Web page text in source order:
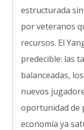
estructurada
por veteranos
recursos. El
predecible: las
balanceadas,
nuevos
oportunidad de
economía ya